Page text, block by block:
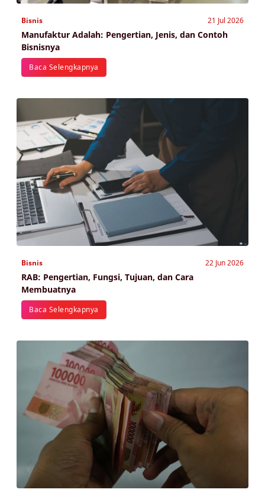
Bisnis 21 Jul 2026
Manufaktur Adalah: Pengertian, Jenis, dan Contoh
Bisnisnya
Baca Selengkapnya
Bisnis 22 Jun 2026
RAB: Pengertian, Fungsi, Tujuan, dan Cara
Membuatnya
Baca Selengkapnya